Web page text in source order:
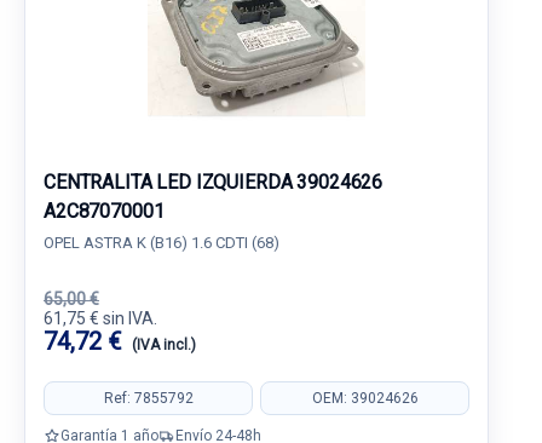
CENTRALITA LED IZQUIERDA 39024626
A2C87070001
OPEL ASTRA K (B16) 1.6 CDTI (68)
65,00 €
61,75 € sin IVA.
74,72 € (IVA incl.)
Ref: 7855792 OEM: 39024626
Garantía 1 año Envío 24-48h